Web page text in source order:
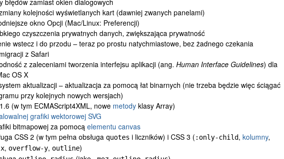
błędów zamiast okien dialogowych
kolejności wyświetlanych kart (dawniej zwanych panelami)
okno Opcji (Mac/Linux: Preferencji)
czyszczenia prywatnych danych, zwiększająca prywatność
wstecz i do przodu – teraz po prostu natychmiastowe, bez żadnego czekania
z Safari
z zaleceniami tworzenia interfejsu aplikacji (ang. Human Interface Guidelines) dla
OS X
aktualizacji – aktualizacja za pomocą łat binarnych (nie trzeba będzie więc ściągać
przy kolejnych nowych wersjach)
(w tym ECMAScript4XML, nowe metodyklasy Array)
grafiki wektorowej SVG
bitmapowej za pomocą elementu canvas
CSS 2 (w tym pełna obsługa quotes i liczników) i CSS 3 ( :only-child, kolumny,
, overflow-y, outline)